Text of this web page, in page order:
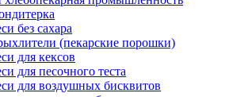
без сахара
(пекарские порошки)
для кексов
для песочного теста
для воздушных бисквитов